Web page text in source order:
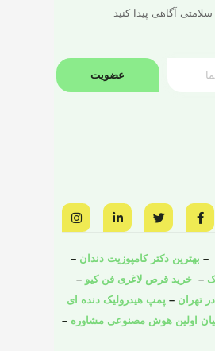
آگاهی پیدا کنید
عضویت
F
a
c
b
o
o
-
w
i
t
e
r
L
i
n
e
i
n
-
i
n
I
n
s
a
r
a
m
– بهترین دکتر کامپوزیت دندان –
– خرید قرص لاغری فن کیو –
تهران – پمپ هیدرولیک دنده ای
اولین هوش مصنوعی مشاوره –